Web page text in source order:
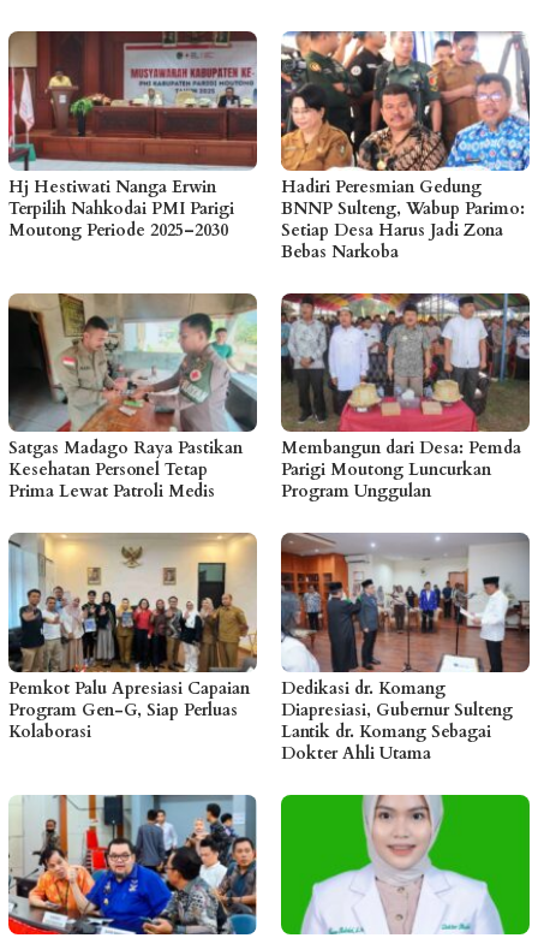
Hj Hestiwati Nanga Erwin
Terpilih Nahkodai PMI Parigi
Moutong Periode 2025–2030
Hadiri Peresmian Gedung
BNNP Sulteng, Wabup Parimo:
Setiap Desa Harus Jadi Zona
Bebas Narkoba
Satgas Madago Raya Pastikan
Kesehatan Personel Tetap
Prima Lewat Patroli Medis
Membangun dari Desa: Pemda
Parigi Moutong Luncurkan
Program Unggulan
Pemkot Palu Apresiasi Capaian
Program Gen-G, Siap Perluas
Kolaborasi
Dedikasi dr. Komang
Diapresiasi, Gubernur Sulteng
Lantik dr. Komang Sebagai
Dokter Ahli Utama